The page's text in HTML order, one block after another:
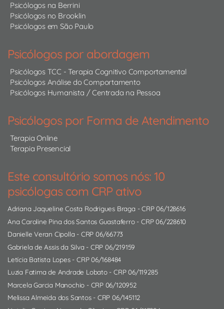
Psicólogos na Berrini
Psicólogos no Brooklin
Psicólogos em São Paulo
Psicólogos por abordagem
Psicólogos TCC - Terapia Cognitivo Comportamental
Psicólogos Análise do Comportamento
Psicólogos Humanista / Centrada na Pessoa
Psicólogos por Forma de Atendimento
Terapia Online
Terapia Presencial
Este consultório somos nós: 10
psicólogas com CRP ativo
Adriana Jaqueline Costa Rodrigues Braga - CRP 06/128616
Ana Caroline Pina dos Santos Guastaferro- CRP 06/228610
Danielle Veran Cipolla - CRP 06/66773
Gabriela de Assis da Silva - CRP 06/219159
Letícia Batista Lopes- CRP 06/168484
Luzia Fatima de Andrade Lobato- CRP 06/119285
Marcela Garcia Manochio - CRP 06/120952
Melissa Almeida dos Santos- CRP 06/145112